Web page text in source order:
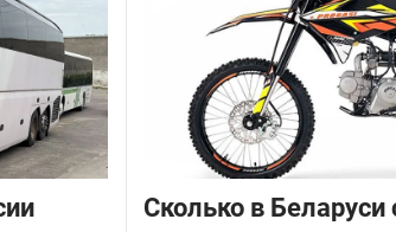
Сколько в